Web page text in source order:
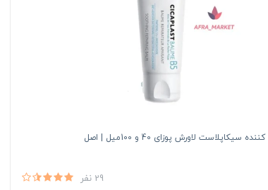
سیکاپلاست لاورش پوزای 40 و 100میل | اصل
29 نفر